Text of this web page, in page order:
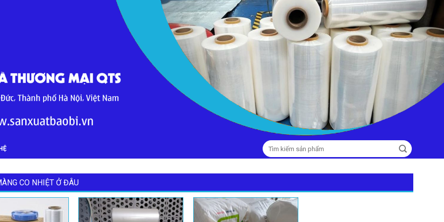
Tìm
kiếm:
CO NHIỆT Ở ĐÂU